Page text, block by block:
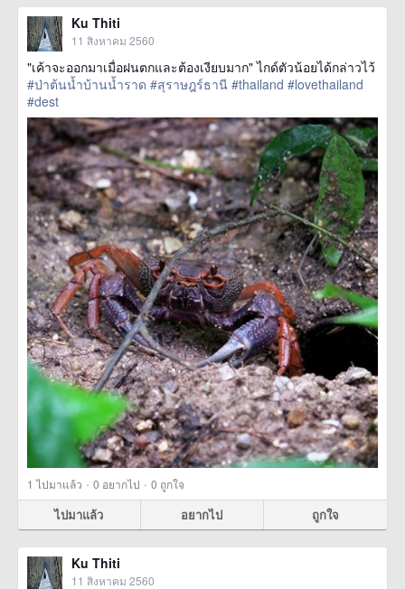
Ku Thiti
11 สิงหาคม 2560
"เค้าจะออกมาเมื่อฝนตกและต้องเงียบมาก" ไกด์ตัวน้อยได้กล่าวไว้
#ป่าต้นน้ำบ้านน้ำราด #สุราษฎร์ธานี #thailand #lovethailand
#dest
href=https://m.thetrippacker.com/th/image/location/208581>
more
1 ไปมาแล้ว · 0 อยากไป · 0 ถูกใจ
ไปมาแล้ว อยากไป ถูกใจ
Ku Thiti
11 สิงหาคม 2560